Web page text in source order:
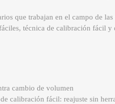
que trabajan en el campo de
técnica de calibración fácil y
cambio de volumen
calibración fácil: reajuste sin